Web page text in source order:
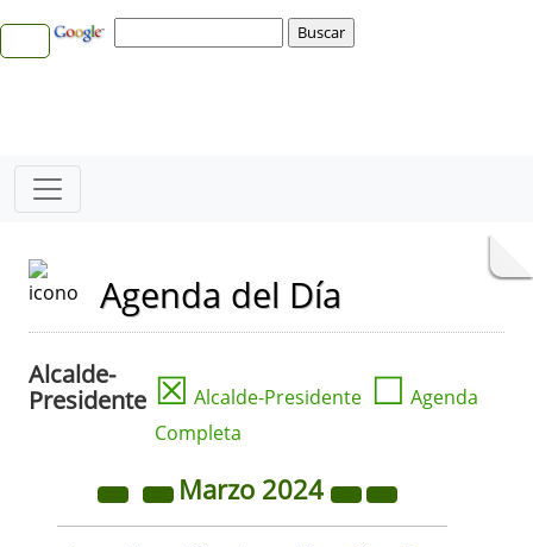
Agenda del Día
Alcalde-
Presidente ☒ Alcalde-Presidente ☐ Agenda
Completa
Marzo 2024